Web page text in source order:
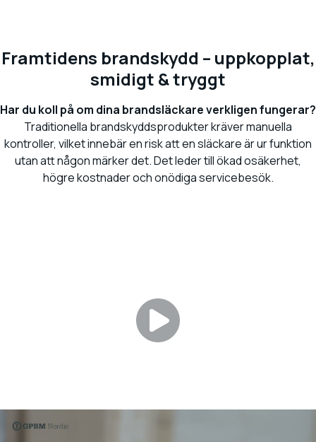
Framtidens brandskydd – uppkopplat,
smidigt & tryggt
Har du koll på om dina brandsläckare verkligen fungerar?
Traditionella brandskyddsprodukter kräver manuella
kontroller, vilket innebär en risk att en släckare är ur funktion
utan att någon märker det. Det leder till ökad osäkerhet,
högre kostnader och onödiga servicebesök.